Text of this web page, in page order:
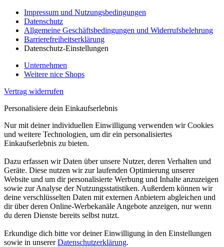
Impressum und Nutzungsbedingungen
Datenschutz
Allgemeine Geschäftsbedingungen und Widerrufsbelehrung
Barrierefreiheitserklärung
Datenschutz-Einstellungen
Unternehmen
Weitere nice Shops
Vertrag widerrufen
Personalisiere dein Einkaufserlebnis
Nur mit deiner individuellen Einwilligung verwenden wir Cookies
und weitere Technologien, um dir ein personalisiertes
Einkaufserlebnis zu bieten.
Dazu erfassen wir Daten über unsere Nutzer, deren Verhalten und
Geräte. Diese nutzen wir zur laufenden Optimierung unserer
Website und um dir personalisierte Werbung und Inhalte anzuzeigen
sowie zur Analyse der Nutzungsstatistiken. Außerdem können wir
deine verschlüsselten Daten mit externen Anbietern abgleichen und
dir über deren Online-Werbekanäle Angebote anzeigen, nur wenn
du deren Dienste bereits selbst nutzt.
Erkundige dich bitte vor deiner Einwilligung in den Einstellungen
sowie in unsererDatenschutzerklärung.